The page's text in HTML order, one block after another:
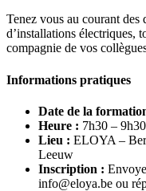
Tenez vous au courant des
d’installations électriques,
compagnie de vos
Informations pratiques
Date de la
Heure : 7h30 – 9h30
Lieu : ELOYA –
Leeuw
Inscription :
info@eloya.be ou